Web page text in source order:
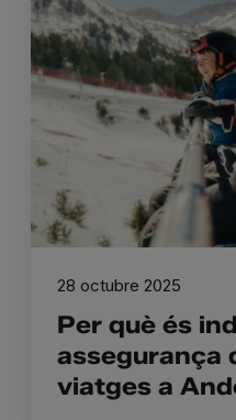
Per què és
assegurança
viatges a
28 octubre 2025